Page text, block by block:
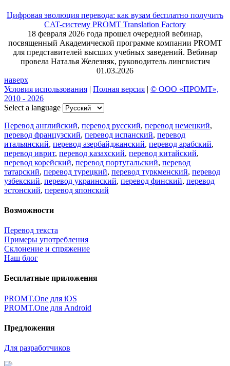
Цифровая эволюция перевода: как вузам бесплатно получить
CAT-систему PROMT Translation Factory
18 февраля 2026 года прошел очередной вебинар,
посвященный Академической программе компании PROMT
для представителей высших учебных заведений. Вебинар
провела Наталья Железняк, руководитель лингвистич
01.03.2026
наверх
Условия использования | Полная версия | © ООО «ПРОМТ»,
2010 - 2026
Select a language
Перевод английский, перевод русский, перевод немецкий,
перевод французский, перевод испанский, перевод
итальянский, перевод азербайджанский, перевод арабский,
перевод иврит, перевод казахский, перевод китайский,
перевод корейский, перевод португальский, перевод
татарский, перевод турецкий, перевод туркменский, перевод
узбекский, перевод украинский, перевод финский, перевод
эстонский, перевод японский
Возможности
Перевод текста
Примеры употребления
Склонение и спряжение
Наш блог
Бесплатные приложения
PROMT.One для iOS
PROMT.One для Android
Предложения
Для разработчиков